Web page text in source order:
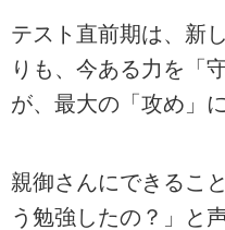
テスト直前期は、新
りも、今ある力を「
が、最大の「攻め」
親御さんにできるこ
う勉強したの？」と